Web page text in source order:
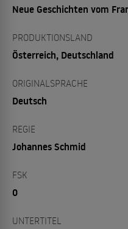
Neue Geschichten vom
PRODUKTIONSLAND
Österreich, Deutschland
ORIGINALSPRACHE
Deutsch
REGIE
Johannes Schmid
FSK
0
UNTERTITEL